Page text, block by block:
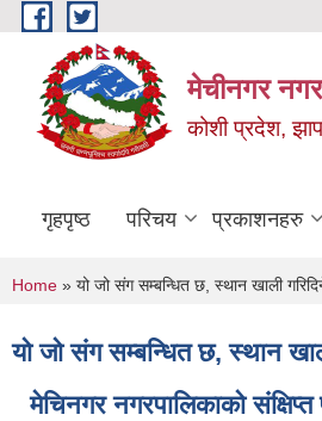
Skip to main content
मेचीनगर
कोशी प्रदेश,
गृहपृष्ठ परिचय प्रकाशनहरु
You are here
Home » यो जो संग सम्बन्धित छ, स्थान खाली
यो जो संग सम्बन्धित छ, स्थान
मेचिनगर नगरपालिकाको